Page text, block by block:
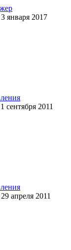
3 января 2017
1 сентября 2011
29 апреля 2011